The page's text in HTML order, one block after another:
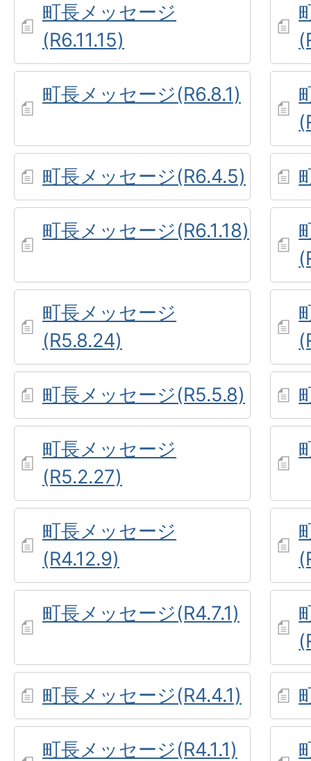
町長メッセージ
(R6.11.15)
町長メッセージ(R6.8.1)
町長メッセージ(R6.4.5)
町長メッセージ(R6.1.18)
町長メッセージ
(R5.8.24)
町長メッセージ(R5.5.8)
町長メッセージ
(R5.2.27)
町長メッセージ
(R4.12.9)
町長メッセージ(R4.7.1)
町長メッセージ(R4.4.1)
町長メッセージ(R4.1.1)